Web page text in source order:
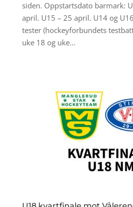
siden. Oppstartsdato barmark:
april. U15 – 25 april. U14 og
tester (hockeyforbundets
uke 18 og uke...